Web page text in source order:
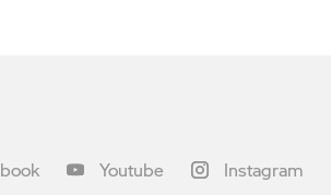
Youtube Instagram